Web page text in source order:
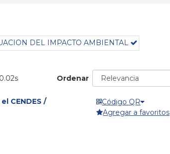
DEL IMPACTO AMBIENTAL
Ordenar
CENDES /
Código QR
Agregar a favoritos